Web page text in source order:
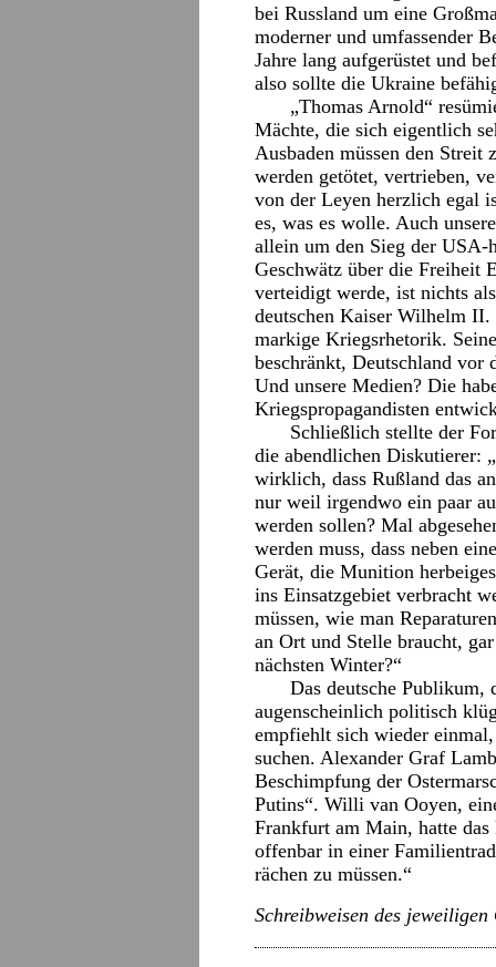
bei Russland um eine
moderner und umfassender
Jahre lang aufgerüstet und
also sollte die Ukraine
„Thomas Arnold“
Mächte, die sich eigentlich
Ausbaden müssen den Streit
werden getötet, vertrieben,
von der Leyen herzlich egal
es, was es wolle. Auch
allein um den Sieg der USA-
Geschwätz über die Freiheit
verteidigt werde, ist nichts
deutschen Kaiser Wilhelm
markige Kriegsrhetorik.
beschränkt, Deutschland vor
Und unsere Medien? Die
Kriegspropagandisten
Schließlich stellte der
die abendlichen Diskutierer:
wirklich, dass Rußland das
nur weil irgendwo ein paar
werden sollen? Mal
werden muss, dass neben
Gerät, die Munition
ins Einsatzgebiet verbracht
müssen, wie man
an Ort und Stelle braucht,
nächsten Winter?“
Das deutsche Publikum,
augenscheinlich politisch
empfiehlt sich wieder
suchen. Alexander Graf
Beschimpfung der
Putins“. Willi van Ooyen,
Frankfurt am Main, hatte
offenbar in einer
rächen zu müssen.“
Schreibweisen des